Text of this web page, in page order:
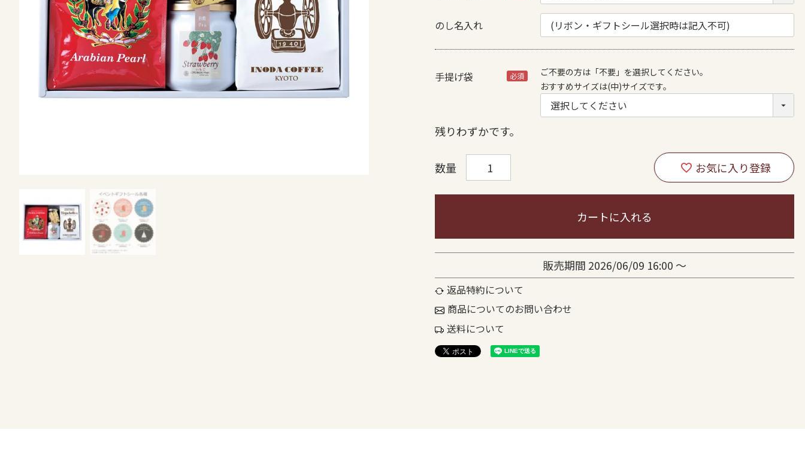
のし名入れ
手提げ袋
ご不要の方は「不要」を選択してください。
おすすめサイズは(中)サイズです。
残りわずかです。
カートに入れる
販売期間 2026/06/09 16:00 〜
返品特約について
商品についてのお問い合わせ
送料について